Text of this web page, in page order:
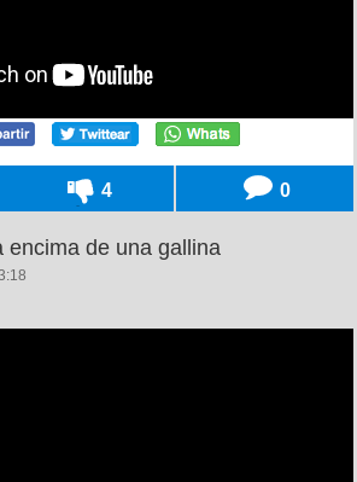
4 0
encima de una gallina